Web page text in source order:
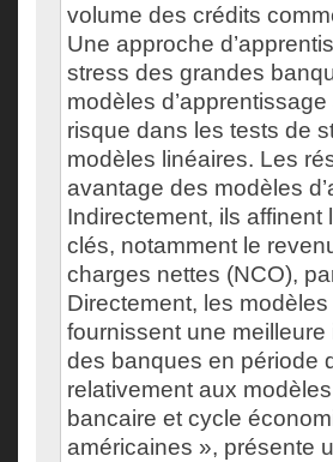
volume des crédits
Une approche
stress des grandes
modèles
risque dans les tests de
modèles linéaires. Les
avantage des modèles
Indirectement, ils
clés, notamment le
charges nettes (NCO),
Directement, les
fournissent une
des banques en période
relativement aux
bancaire et cycle
américaines », présente